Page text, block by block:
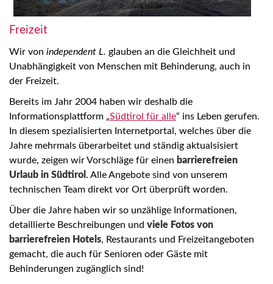
Freizeit
Wir von independent L. glauben an die Gleichheit und
Unabhängigkeit von Menschen mit Behinderung, auch in
der Freizeit.
Bereits im Jahr 2004 haben wir deshalb die
Informationsplattform „Südtirol für alle“ ins Leben gerufen.
In diesem spezialisierten Internetportal, welches über die
Jahre mehrmals überarbeitet und ständig aktualsisiert
wurde, zeigen wir Vorschläge für einen barrierefreien
Urlaub in Südtirol . Alle Angebote sind von unserem
technischen Team direkt vor Ort überprüft worden.
Über die Jahre haben wir so unzählige Informationen,
detaillierte Beschreibungen und viele Fotos von
barrierefreien Hotels, Restaurants und Freizeitangeboten
gemacht, die auch für Senioren oder Gäste mit
Behinderungen zugänglich sind!